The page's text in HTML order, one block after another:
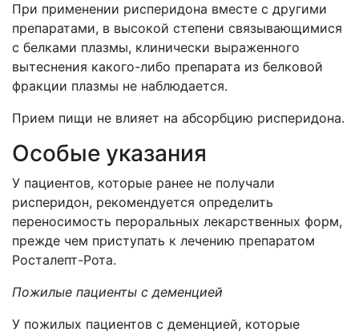
При применении рисперидона вместе с другими
препаратами, в высокой степени связывающимися
с белками плазмы, клинически выраженного
вытеснения какого-либо препарата из белковой
фракции плазмы не наблюдается.
Прием пищи не влияет на абсорбцию рисперидона.
Особые указания
У пациентов, которые ранее не получали
рисперидон, рекомендуется определить
переносимость пероральных лекарственных форм,
прежде чем приступать к лечению препаратом
Росталепт-Рота.
Пожилые пациенты с деменцией
У пожилых пациентов с деменцией, которые